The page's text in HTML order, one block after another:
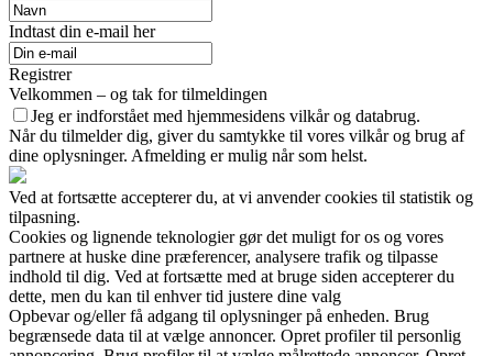
Indtast din e-mail her
Registrer
Velkommen – og tak for tilmeldingen
Jeg er indforstået med hjemmesidens vilkår og databrug.
Når du tilmelder dig, giver du samtykke til vores vilkår og brug af
dine oplysninger. Afmelding er mulig når som helst.
Ved at fortsætte accepterer du, at vi anvender cookies til statistik og
tilpasning.
Cookies og lignende teknologier gør det muligt for os og vores
partnere at huske dine præferencer, analysere trafik og tilpasse
indhold til dig. Ved at fortsætte med at bruge siden accepterer du
dette, men du kan til enhver tid justere dine valg
Opbevar og/eller få adgang til oplysninger på enheden. Brug
begrænsede data til at vælge annoncer. Opret profiler til personlig